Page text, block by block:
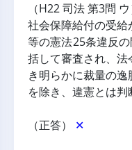
（H22 司法 第3問 ウ
社会保障給付の受
等の憲法25条違反
括して審査され、
き明らかに裁量の
を除き、違憲とは判
（正答） ✕